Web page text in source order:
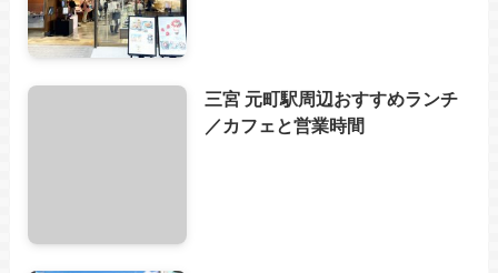
三宮 元町駅周辺おすすめランチ
／カフェと営業時間